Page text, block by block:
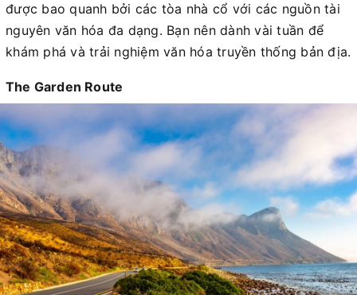
được bao quanh bởi các tòa nhà cổ với các nguồn tài
nguyên văn hóa đa dạng. Bạn nên dành vài tuần để
khám phá và trải nghiệm văn hóa truyền thống bản địa.
The Garden Route